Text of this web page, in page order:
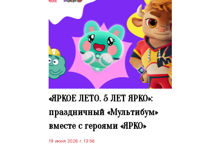
«ЯРКОЕ ЛЕТО. 5 ЛЕТ ЯРКО»:
праздничный «Мультибум»
вместе с героями «ЯРКО»
19 июня 2026 г. 13:56